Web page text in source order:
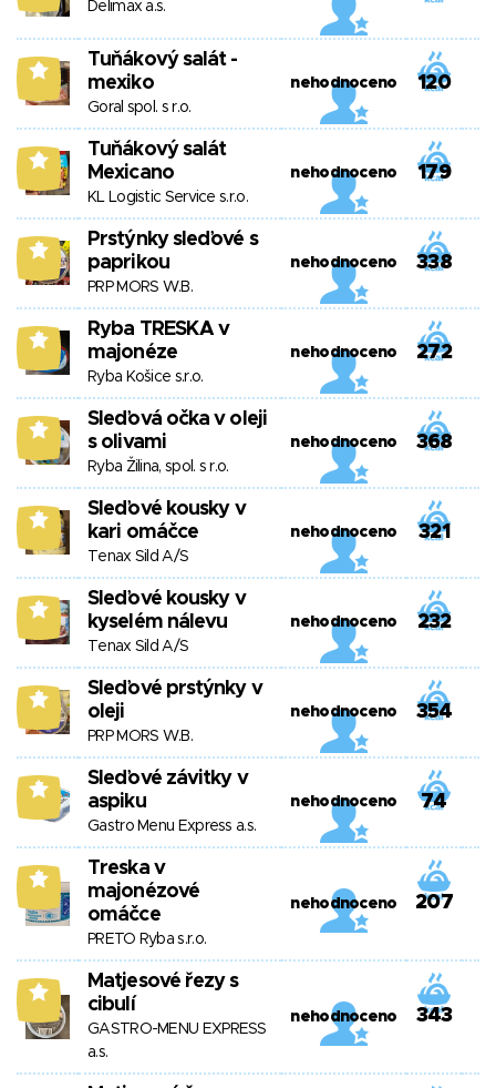
Delimax a.s.
8
Tuňákový salát -
mexiko
Goral spol. s r.o.
nehodnoceno 120
8
Tuňákový salát
Mexicano
KL Logistic Service s.r.o.
nehodnoceno 179
7
Prstýnky sleďové s
paprikou
PRP MORS W.B.
nehodnoceno 338
7
Ryba TRESKA v
majonéze
Ryba Košice s.r.o.
nehodnoceno 272
7
Sleďová očka v oleji
s olivami
Ryba Žilina, spol. s r.o.
nehodnoceno 368
7
Sleďové kousky v
kari omáčce
Tenax Sild A/S
nehodnoceno 321
7
Sleďové kousky v
kyselém nálevu
Tenax Sild A/S
nehodnoceno 232
7
Sleďové prstýnky v
oleji
PRP MORS W.B.
nehodnoceno 354
7
Sleďové závitky v
aspiku
Gastro Menu Express a.s.
nehodnoceno 74
7
Treska v
majonézové
omáčce
PRETO Ryba s.r.o.
nehodnoceno 207
6
Matjesové řezy s
cibulí
GASTRO-MENU EXPRESS
a.s.
nehodnoceno 343